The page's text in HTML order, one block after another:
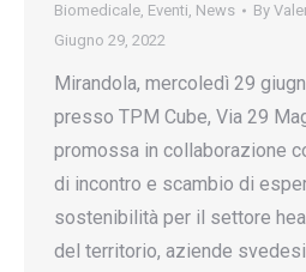
Biomedicale, Eventi, News By
Giugno 29, 2022
Mirandola, mercoledì 29
presso TPM Cube, Via 29
promossa in collaborazione
di incontro e scambio di
sostenibilità per il settore
del territorio, aziende